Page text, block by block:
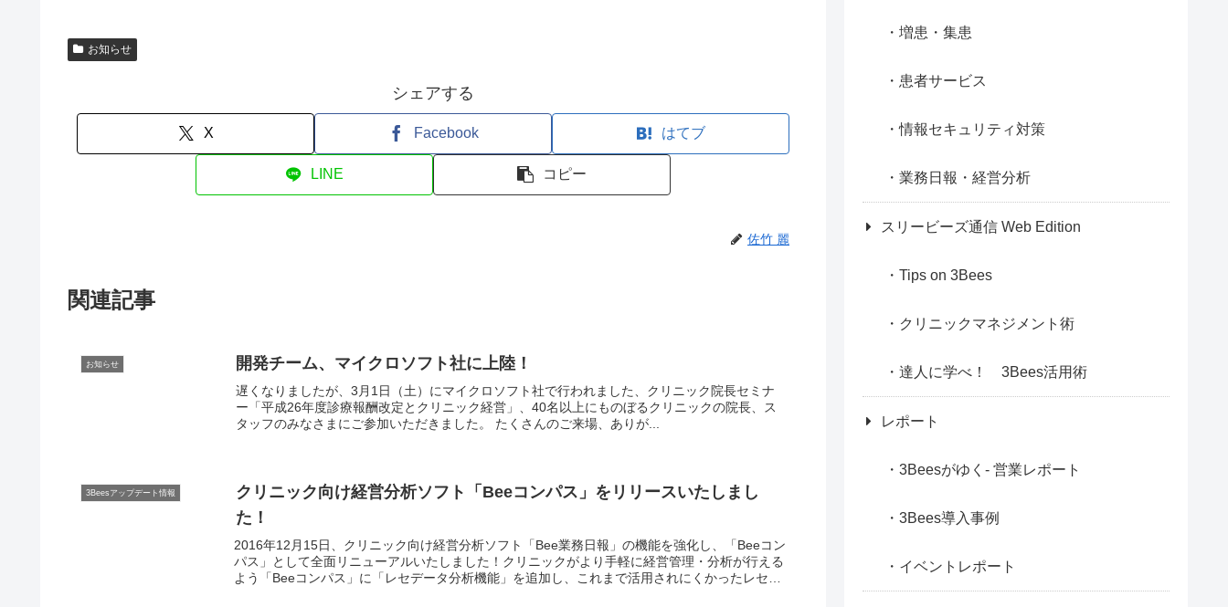
お知らせ
シェアする
X Facebook はてブ
LINE コピー
佐竹 麗
関連記事
お知らせ 開発チーム、マイクロソフト社に上陸！
遅くなりましたが、3月1日（土）にマイクロソフト社で行われました、クリニック院長セミナ
ー「平成26年度診療報酬改定とクリニック経営」、40名以上にものぼるクリニックの院長、ス
タッフのみなさまにご参加いただきました。 たくさんのご来場、ありが...
3Beesアップデート情報
クリニック向け経営分析ソフト「Beeコンパス」をリリースいたしまし
た！
2016年12月15日、クリニック向け経営分析ソフト「Bee業務日報」の機能を強化し、「Beeコン
パス」として全面リニューアルいたしました！クリニックがより手軽に経営管理・分析が行える
よう「Beeコンパス」に「レセデータ分析機能」を追加し、これまで活用されにくかったレセプ
増患・集患
患者サービス
情報セキュリティ対策
業務日報・経営分析
スリービーズ通信 Web Edition
Tips on 3Bees
クリニックマネジメント術
達人に学べ！ 3Bees活用術
レポート
3Beesがゆく- 営業レポート
3Bees導入事例
イベントレポート